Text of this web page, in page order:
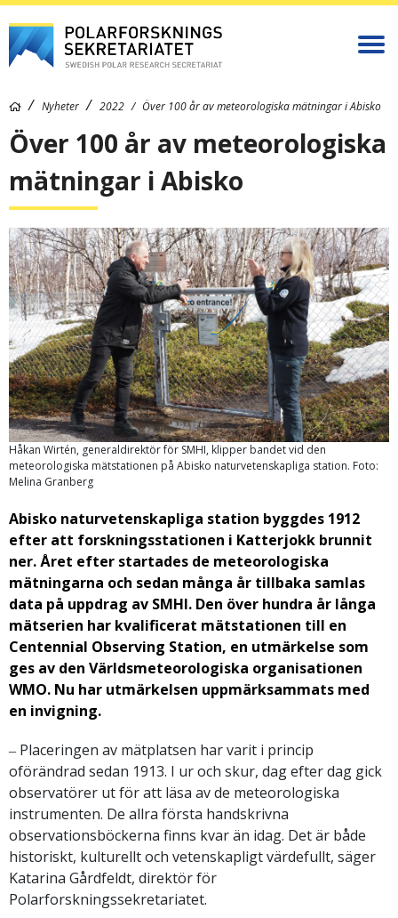
Nyheter 2022 Över 100 år av meteorologiska mätningar i Abisko
Över 100 år av meteorologiska
mätningar i Abisko
Håkan Wirtén, generaldirektör för SMHI, klipper bandet vid den
meteorologiska mätstationen på Abisko naturvetenskapliga station. Foto:
Melina Granberg
Abisko naturvetenskapliga station byggdes 1912
efter att forskningsstationen i Katterjokk brunnit
ner. Året efter startades de meteorologiska
mätningarna och sedan många år tillbaka samlas
data på uppdrag av SMHI. Den över hundra år långa
mätserien har kvalificerat mätstationen till en
Centennial Observing Station, en utmärkelse som
ges av den Världsmeteorologiska organisationen
WMO. Nu har utmärkelsen uppmärksammats med
en invigning.
‒ Placeringen av mätplatsen har varit i princip
oförändrad sedan 1913. I ur och skur, dag efter dag gick
observatörer ut för att läsa av de meteorologiska
instrumenten. De allra första handskrivna
observationsböckerna finns kvar än idag. Det är både
historiskt, kulturellt och vetenskapligt värdefullt, säger
Katarina Gårdfeldt, direktör för
Polarforskningssekretariatet.